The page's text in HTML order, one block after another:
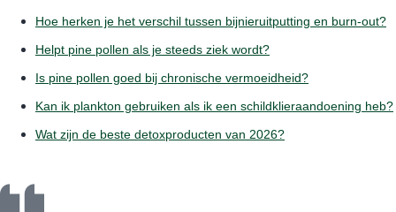
Hoe herken je het verschil tussen bijnieruitputting en burn-out?
Helpt pine pollen als je steeds ziek wordt?
Is pine pollen goed bij chronische vermoeidheid?
Kan ik plankton gebruiken als ik een schildklieraandoening heb?
Wat zijn de beste detoxproducten van 2026?